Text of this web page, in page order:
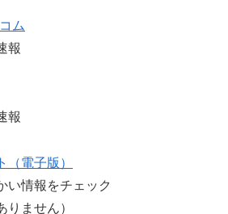
ム
報
報
（電子版）
い情報をチェック
りません）